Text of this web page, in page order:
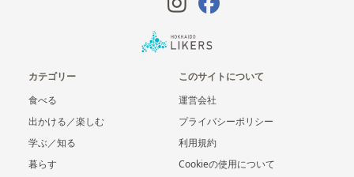
カテゴリー
食べる
出かける／楽しむ
学ぶ／知る
暮らす
このサイトについて
運営会社
プライバシーポリシー
利用規約
Cookieの使用について